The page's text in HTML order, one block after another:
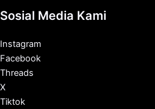
Sosial Media Kami
Instagram
Facebook
Threads
X
Tiktok